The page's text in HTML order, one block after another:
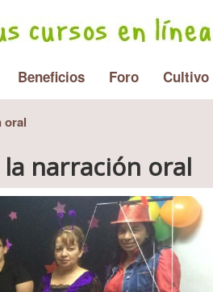
Beneficios Foro Cultivo
oral
narración oral